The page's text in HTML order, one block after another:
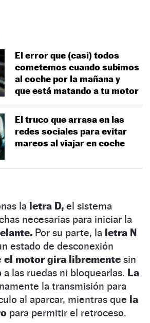
El error que (casi) todos
cometemos cuando subimos
al coche por la mañana y
que está matando a tu motor
El truco que arrasa en las
redes sociales para evitar
mareos al viajar en coche
la letra D, el sistema
necesarias para iniciar la
Por su parte, la letra N
estado de desconexión
el motor gira libremente sin
las ruedas ni bloquearlas. La
la transmisión para
al aparcar, mientras que la
para permitir el retroceso.